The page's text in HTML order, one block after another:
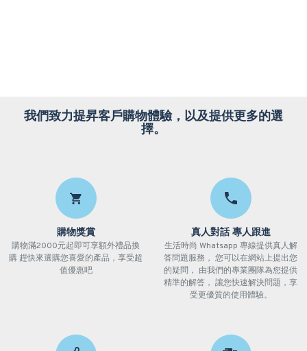
我們致力提昇客戶購物體驗，以及提供更多的選
擇。
購物獎賞
購物滿2000元起即可享額外禮品換
購 趕快來選購您喜愛的產品，享受超
值優惠吧
真人對話 專人跟進
生活時尚 Whatsapp 專線提供真人解
答問題服務， 您可以在網站上提出您
的疑問， 由我們的專業團隊為您提供
精準的解答， 讓您快速解決問題，享
受更優質的使用體驗。